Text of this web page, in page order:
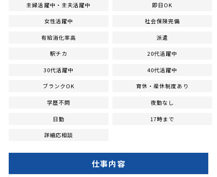
主婦活躍中・主夫活躍中 即日OK
女性活躍中 社会保険完備
有給消化率高 派遣
駅チカ 20代活躍中
30代活躍中 40代活躍中
ブランクOK 育休・産休制度あり
学歴不問 夜勤なし
日勤 17時まで
詳細応相談
仕事内容